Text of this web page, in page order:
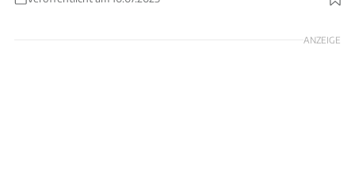
Foto: TOP1/dongchedi
ANZEIGE